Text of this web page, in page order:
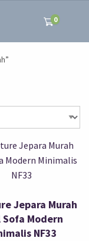
0
Jepara Murah
Modern
NF33